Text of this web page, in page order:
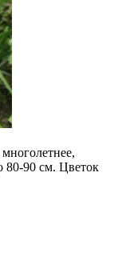
80-90 см. Цветок